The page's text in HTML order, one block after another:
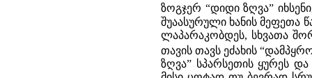
ზოგჯერ “დიდი ზღვა”
შუაასურული ხანის მეფეთა
ლაპარაკობდეს, სხვათა
თავის თავს ეძახის
ზღვა” სპარსეთის ყურეს